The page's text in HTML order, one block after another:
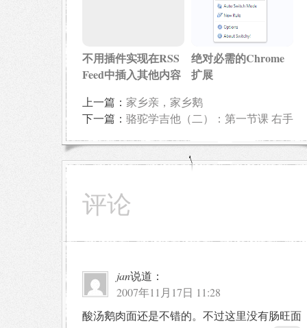
不用插件实现在RSS
Feed中插入其他内容
绝对必需的Chrome
扩展
上一篇： 家乡亲，家乡鹅
下一篇： 骆驼学吉他（二）：第一节课 右手
评论
jan说道：
2007年11月17日 11:28
酸汤鹅肉面还是不错的。不过这里没有肠旺面